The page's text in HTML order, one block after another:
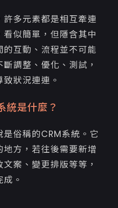
多元素都是相互牽連
似簡單，但隱含其中
互動、流程並不可能
調整、優化、測試，
狀況連連。
統是什麼？
俗稱的CRM系統。它
方，若往後需要新增
案、變更排版等等，
。